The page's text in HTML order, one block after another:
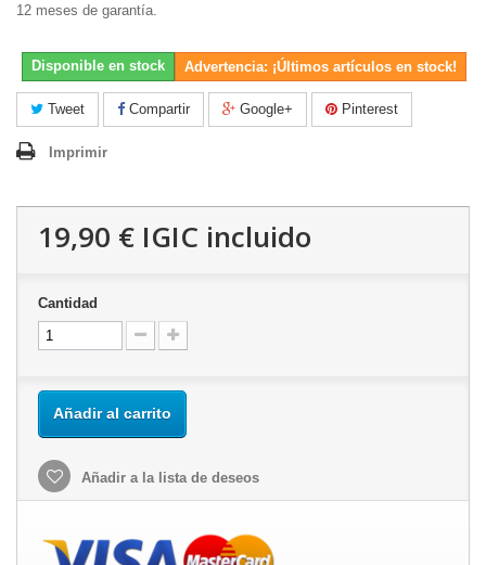
12 meses de garantía.
Disponible en stock Advertencia: ¡Últimos artículos en stock!
Tweet Compartir Google+ Pinterest
Imprimir
19,90 € IGIC incluido
Cantidad
Añadir al carrito
Añadir a la lista de deseos